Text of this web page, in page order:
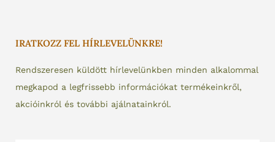
IRATKOZZ FEL HÍRLEVELÜNKRE!
Rendszeresen küldött hírlevelünkben minden alkalommal
megkapod a legfrissebb információkat termékeinkről,
akcióinkról és további ajálnatainkról.